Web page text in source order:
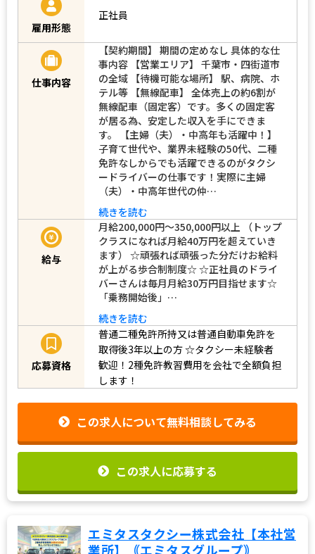
雇用形態
正社員
仕事内容
【契約期間】 期間の定めなし 具体的な仕
事内容 【営業エリア】 千葉市・四街道市
の全域 【待機可能な場所】 駅、病院、ホ
テル等 【無線配車】 全体売上の約6割が
無線配車（固定客）です。多くの固定客
が居る為、安定した収入を手にできま
す。 【主婦（夫）・中高年も活躍中！】
子育て世代や、業界未経験の50代、二種
免許なしからでも活躍できるのがタクシ
ードライバーの仕事です！実際に主婦
（夫）・中高年世代の仲…
続きを読む
給与
月給200,000円～350,000円以上 （トップ
クラスになれば月給40万円を超えていき
ます） ☆頑張れば頑張った分だけお給料
が上がる歩合制制度☆ ☆正社員のドライ
バーさんは毎月月給30万円目指せます☆
「乗務開始後」…
続きを読む
応募資格
普通二種免許所持又は普通自動車免許を
取得後3年以上の方☆タクシー未経験者
歓迎！2種免許教習費用を会社で全額負担
します！
この求人について無料相談してみる
この求人に応募する
エミタスタクシー株式会社【本社営
業所】｟エミタスグループ｠